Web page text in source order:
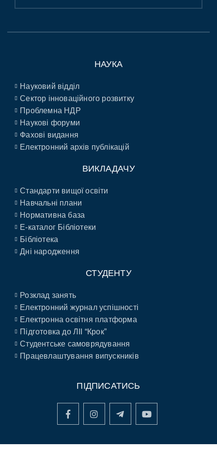
НАУКА
Науковий відділ
Сектор інноваційного розвитку
Проблемна НДР
Наукові форуми
Фахові видання
Електронний архів публікацій
ВИКЛАДАЧУ
Стандарти вищої освіти
Навчальні плани
Нормативна база
E-каталог Бібліотеки
Бібліотека
Дні народження
СТУДЕНТУ
Розклад занять
Електронний журнал успішності
Електронна освітня платформа
Підготовка до ЛІІ “Крок”
Студентське самоврядування
Працевлаштування випускників
ПІДПИСАТИСЬ